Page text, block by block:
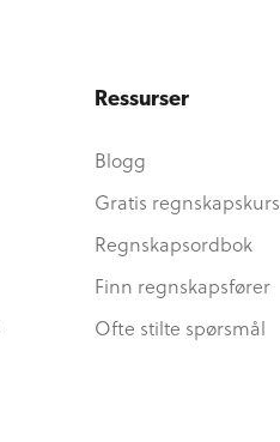
Ressurser
Blogg
Gratis regnskapskurs
Regnskapsordbok
Finn regnskapsfører
Ofte stilte spørsmål